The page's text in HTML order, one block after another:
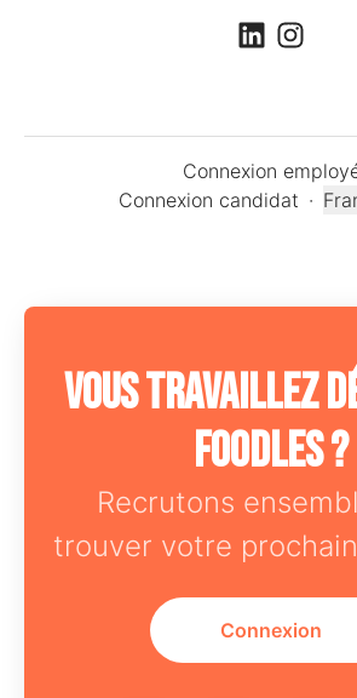
Connexion
Connexion candidat ·
Vous travaillez
Foodles ?
Recrutons
trouver votre
Connexion